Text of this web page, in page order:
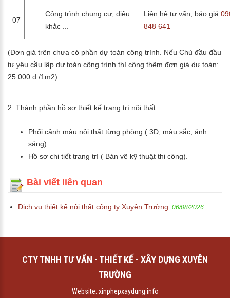
07
Công trình chung cư, điêu
khắc ...
Liên hệ tư vấn, báo giá
848 641
(Đơn giá trên chưa có phần dự toán công trình. Nếu Chủ đầu đầu
tư yêu cầu lập dự toán công trình thì cộng thêm đơn giá dự toán:
25.000 đ /1m2).
2. Thành phần hồ sơ thiết kế trang trí nội thất:
Phối cảnh màu nội thất từng phòng ( 3D, màu sắc, ánh
sáng).
Hồ sơ chi tiết trang trí ( Bản vẽ kỹ thuật thi công).
Bài viết liên quan
Dịch vụ thiết kế nội thất công ty Xuyên Trường 06/08/2026
CTY TNHH TƯ VẤN - THIẾT KẾ - XÂY DỰNG XUYÊN
TRƯỜNG
Website: xinphepxaydung.info